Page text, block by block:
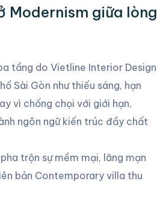
Modernism giữa lòng
tầng do Vietline Interior Design
Sài Gòn như thiếu sáng, hạn
vì chống chọi với giới hạn,
ngôn ngữ kiến trúc đầy chất
trộn sự mềm mại, lãng mạn
bản Contemporary villa thu